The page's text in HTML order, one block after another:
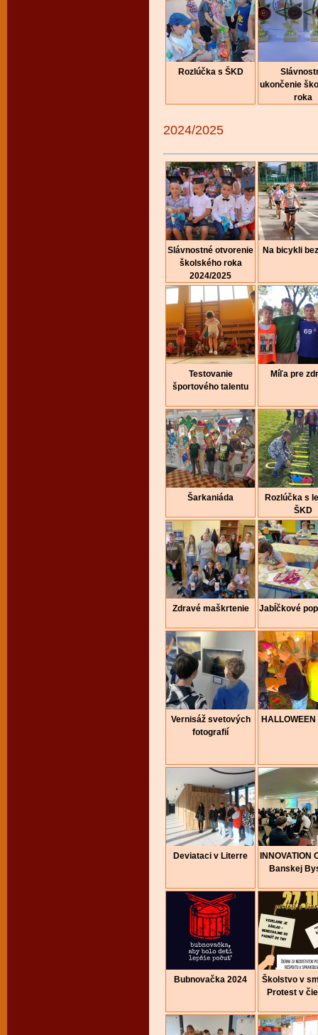
Rozlúčka s ŠKD
ukončenie
roka
2024/2025
Slávnostné otvorenie
školského roka
2024/2025
Na bicykli
Testovanie
športového talentu
Míľa pre
Šarkaniáda
Rozlúčka s
ŠKD
Zdravé maškrtenie Jabĺčkové
Vernisáž svetových
fotografií
Deviataci v Literre
INNOVATION
Banskej
Bubnovačka 2024
Školstvo v
Protest v